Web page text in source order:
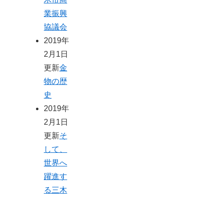
業振興
協議会
2019年
2月1日
更新金
物の歴
史
2019年
2月1日
更新そ
して、
世界へ
躍進す
る三木